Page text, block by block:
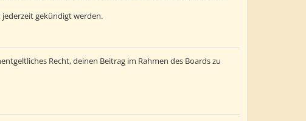
gekündigt werden.
Recht, deinen Beitrag im Rahmen des Boards zu